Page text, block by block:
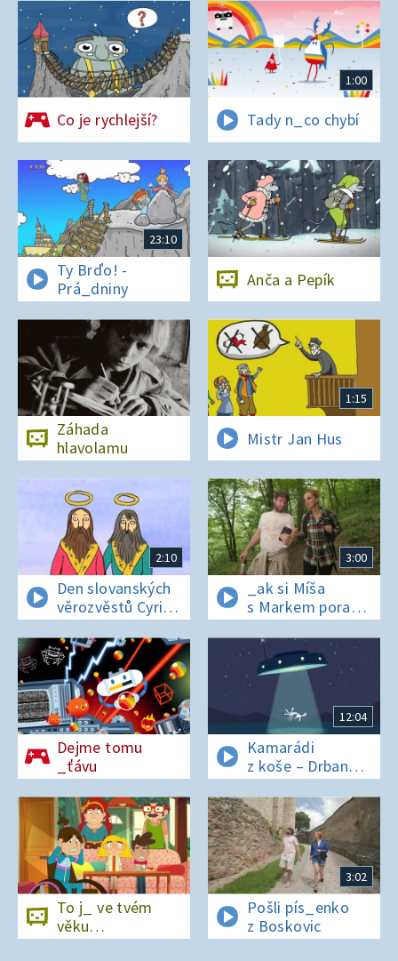
Co je rychlejší?
1:00
Tady n_co chybí
23:10
Ty Brďo! -
Prá_dniny
Anča a Pepík
Záhada
hlavolamu
1:15
Mistr Jan Hus
2:10
Den slovanských
věrozvěstů Cyrila
a Metoděje
3:00
_ak si Míša
s Markem poradí
v lese bez
si_nálu?
Dejme tomu
_ťávu
12:04
Kamarádi
z koše – Drban
a UFO
To j_ ve tvém
věku…
3:02
Pošli pís_enko
z Boskovic